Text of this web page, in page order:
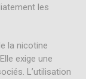
les
la nicotine
exige une
L’utilisation